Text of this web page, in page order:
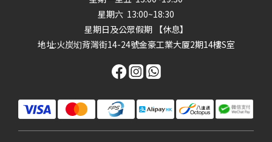
星期六 13:00~18:30
星期日及公眾假期 【休息】
地址:火炭㘭背灣街14-24號金豪工業大厦2期14樓S室